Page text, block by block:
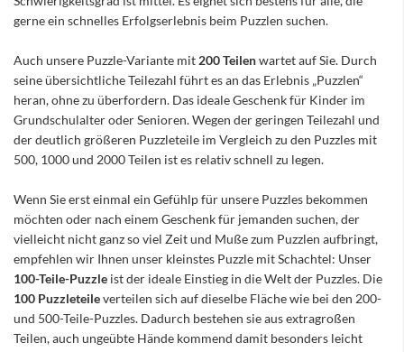
gerne ein schnelles Erfolgserlebnis beim Puzzlen suchen.
Auch unsere Puzzle-Variante mit 200 Teilenwartet auf Sie. Durch
seine übersichtliche Teilezahl führt es an das Erlebnis „Puzzlen“
heran, ohne zu überfordern. Das ideale Geschenk für Kinder im
Grundschulalter oder Senioren. Wegen der geringen Teilezahl und
der deutlich größeren Puzzleteile im Vergleich zu den Puzzles mit
500, 1000 und 2000 Teilen ist es relativ schnell zu legen.
Wenn Sie erst einmal ein Gefühlp für unsere Puzzles bekommen
möchten oder nach einem Geschenk für jemanden suchen, der
vielleicht nicht ganz so viel Zeit und Muße zum Puzzlen aufbringt,
empfehlen wir Ihnen unser kleinstes Puzzle mit Schachtel: Unser
100-Teile-Puzzle ist der ideale Einstieg in die Welt der Puzzles. Die
100 Puzzleteileverteilen sich auf dieselbe Fläche wie bei den 200-
und 500-Teile-Puzzles. Dadurch bestehen sie aus extragroßen
Teilen, auch ungeübte Hände kommend damit besonders leicht